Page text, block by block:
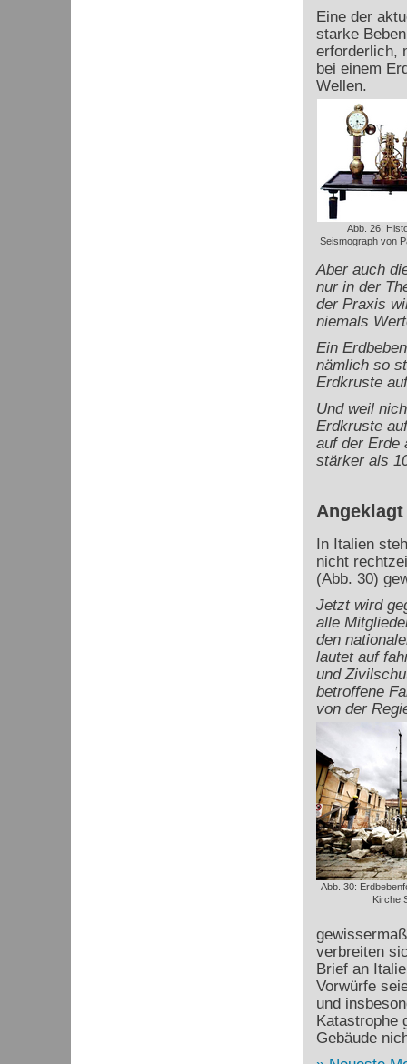
Eine der
starke
erforderlich,
bei einem
Wellen.
Abb. 26:
Seismograph von
Aber auch
nur in der
der Praxis
niemals
Ein
nämlich so
Erdkruste
Und weil
Erdkruste
auf der Erde
stärker als
In Italien
nicht
(Abb. 30)
Jetzt wird
alle
den
lautet auf
und
betroffene
von der
Abb. 30:
Kirche
verbreiten
Brief an
Vorwürfe
und
Katastrophe
Gebäude